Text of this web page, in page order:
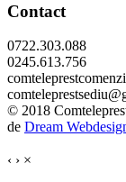
Contact
0722.303.088
0245.613.756
© 2018
de Dream
‹ › ×